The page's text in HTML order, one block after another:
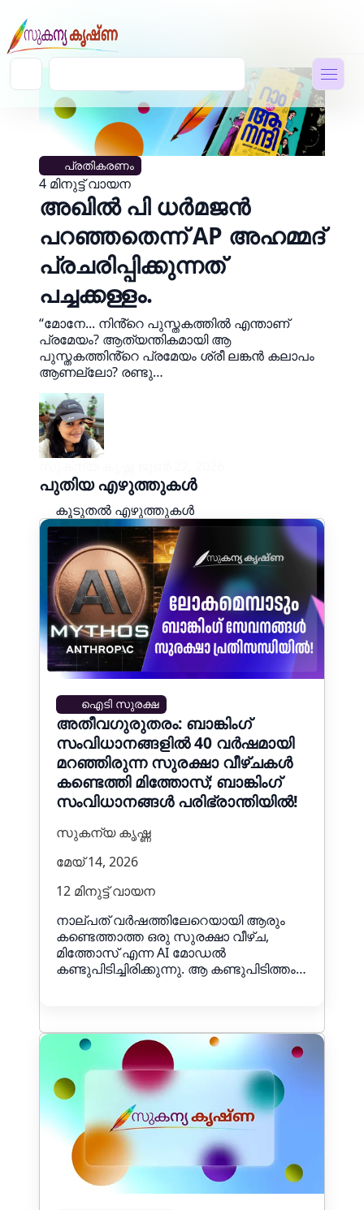
പ്രതികരണം
4 മിനുട്ട് വായന
അഖിൽ പി ധർമജൻ
പറഞ്ഞതെന്ന് AP അഹമ്മദ്
പ്രചരിപ്പിക്കുന്നത്
പച്ചക്കള്ളം.
“മോനേ... നിൻ്റെ പുസ്തകത്തിൽ എന്താണ്
പ്രമേയം? ആത്യന്തികമായി ആ
പുസ്തകത്തിൻ്റെ പ്രമേയം ശ്രീ ലങ്കൻ കലാപം
ആണല്ലോ? രണ്ടു…
പുതിയ എഴുത്തുകൾ
കൂടുതൽ എഴുത്തുകൾ
ഐടി സുരക്ഷ
അതീവഗുരുതരം: ബാങ്കിംഗ്
സംവിധാനങ്ങളിൽ 40 വർഷമായി
മറഞ്ഞിരുന്ന സുരക്ഷാ വീഴ്ചകൾ
കണ്ടെത്തി മിത്തോസ്‌; ബാങ്കിംഗ്
സംവിധാനങ്ങൾ പരിഭ്രാന്തിയിൽ!
സുകന്യ കൃഷ്ണ
മേയ് 14, 2026
12 മിനുട്ട് വായന
നാല്പത് വർഷത്തിലേറെയായി ആരും
കണ്ടെത്താത്ത ഒരു സുരക്ഷാ വീഴ്ച,
മിത്തോസ്‌ എന്ന AI മോഡൽ
കണ്ടുപിടിച്ചിരിക്കുന്നു. ആ കണ്ടുപിടിത്തം…